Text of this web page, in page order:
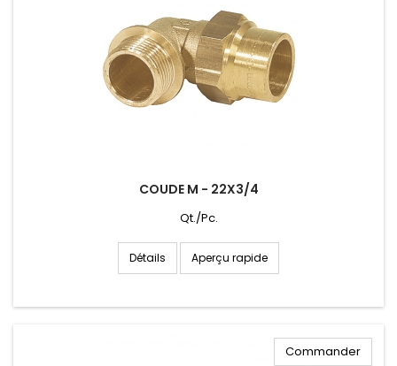
COUDE M - 22X3/4
Qt./Pc.
Détails Aperçu rapide
Commander